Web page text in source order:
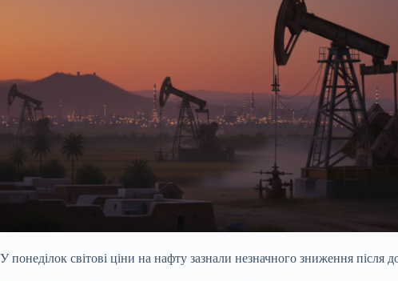
У понеділок світові ціни на нафту зазнали незначного зниження